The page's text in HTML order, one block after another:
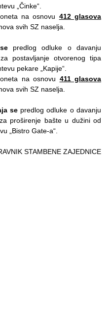
„Činke“.
na osnovu 412 glasova
svih SZ naselja.
predlog odluke o davanju
postavljanje otvorenog tipa
pekare „Kapije“.
na osnovu 411 glasova
svih SZ naselja.
se predlog odluke o davanju
proširenje bašte u dužini od
„Bistro Gate-a“.
STAMBENE ZAJEDNICE